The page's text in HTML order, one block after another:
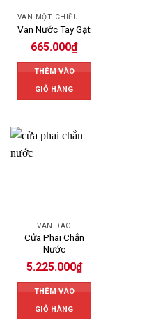
Van Nước Tay Gạt
665.000₫
THÊM VÀO
GIỎ HÀNG
VAN DAO
Cửa Phai Chắn
Nước
5.225.000₫
THÊM VÀO
GIỎ HÀNG